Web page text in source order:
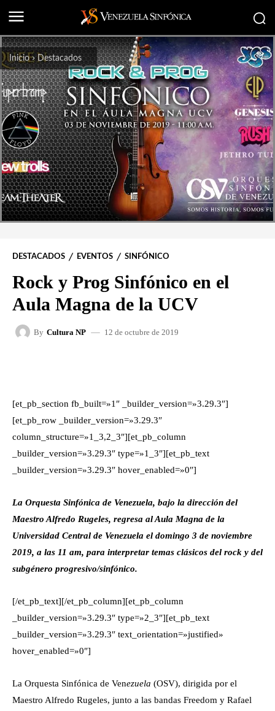
Inicio Destacados
DESTACADOS EVENTOS SINFÓNICO
Rock y Prog Sinfónico en el
Aula Magna de la UCV
By Cultura NP 12 de octubre de 2019
[et_pb_section fb_built=»1″ _builder_version=»3.29.3″]
[et_pb_row _builder_version=»3.29.3″
column_structure=»1_3,2_3″][et_pb_column
_builder_version=»3.29.3″ type=»1_3″][et_pb_text
_builder_version=»3.29.3″ hover_enabled=»0″]
La Orquesta Sinfónica de Venezuela, bajo la dirección del
Maestro Alfredo Rugeles, regresa al Aula Magna de la
Universidad Central de Venezuela el domingo 3 de noviembre
2019, a las 11 am, para interpretar temas clásicos del rock y del
subgénero progresivo/sinfónico.
[/et_pb_text][/et_pb_column][et_pb_column
_builder_version=»3.29.3″ type=»2_3″][et_pb_text
_builder_version=»3.29.3″ text_orientation=»justified»
hover_enabled=»0″]
La Orquesta Sinfónica de Venezuela (OSV), dirigida por el
Maestro Alfredo Rugeles, junto a las bandas Freedom y Rafael